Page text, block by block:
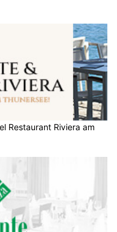
Restaurant Riviera am